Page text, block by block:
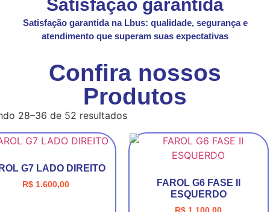
Satisfação garantida
Satisfação garantida na Lbus: qualidade, segurança e
atendimento que superam suas expectativas
Confira nossos
Produtos
28–36 de 52 resultados
G7 LADO DIREITO
R$1.600,00
FAROL G6 FASE II
ESQUERDO